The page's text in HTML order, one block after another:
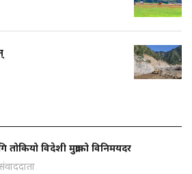
विदेशी मुद्राको विनिमयदर